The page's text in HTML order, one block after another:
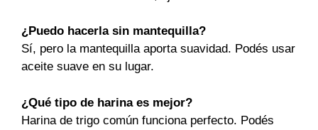
¿Puedo hacerla sin mantequilla?
Sí, pero la mantequilla aporta suavidad. Podés usar
aceite suave en su lugar.
¿Qué tipo de harina es mejor?
Harina de trigo común funciona perfecto. Podés